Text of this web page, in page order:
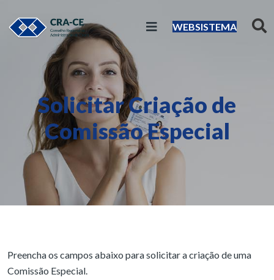
WEBSISTEMA
Solicitar Criação de
Comissão Especial
Preencha os campos abaixo para solicitar a criação de uma
Comissão Especial.